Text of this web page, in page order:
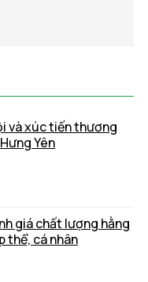
và xúc tiến thương
Yên
giá chất lượng hằng
thể, cá nhân